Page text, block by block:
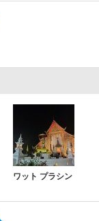
ワット プラシン